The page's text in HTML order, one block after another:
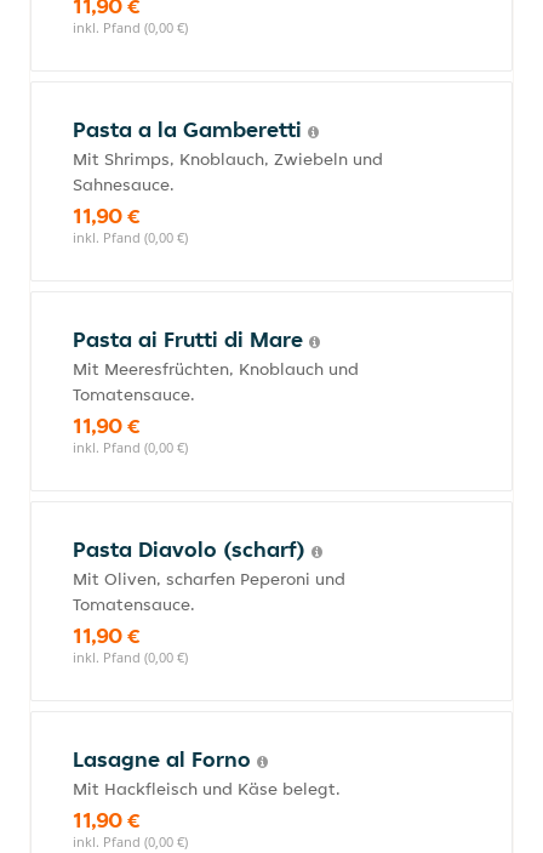
inkl. Pfand (0,00 €)
Pasta a la Gamberetti
Mit Shrimps, Knoblauch, Zwiebeln und
Sahnesauce.
11,90 €
inkl. Pfand (0,00 €)
Pasta ai Frutti di Mare
Mit Meeresfrüchten, Knoblauch und
Tomatensauce.
11,90 €
inkl. Pfand (0,00 €)
Pasta Diavolo (scharf)
Mit Oliven, scharfen Peperoni und
Tomatensauce.
11,90 €
inkl. Pfand (0,00 €)
Lasagne al Forno
Mit Hackfleisch und Käse belegt.
11,90 €
inkl. Pfand (0,00 €)